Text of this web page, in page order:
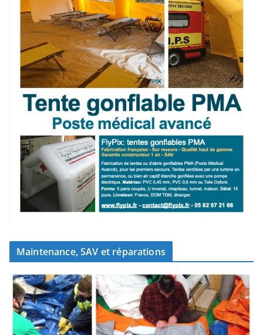
Maintenance, SAV et réparations